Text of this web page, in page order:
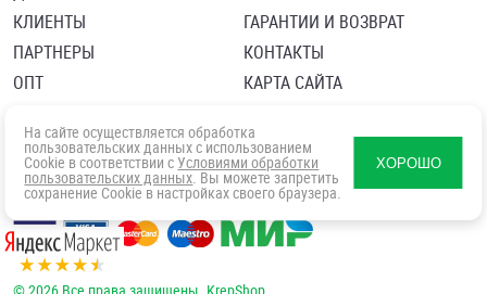
КЛИЕНТЫ
ПАРТНЕРЫ
ОПТ
ГАРАНТИИ И ВОЗВРАТ
КОНТАКТЫ
КАРТА САЙТА
Политика в отношении обработки персональных данных
Согласие посетителя сайта на обработку персональных данны
На сайте осуществляется обработка
пользовательских данных с использованием
Cookie в соответствии с Условиями обработки
пользовательских данных. Вы можете запретить
сохранение Cookie в настройках своего браузера.
ХОРОШО